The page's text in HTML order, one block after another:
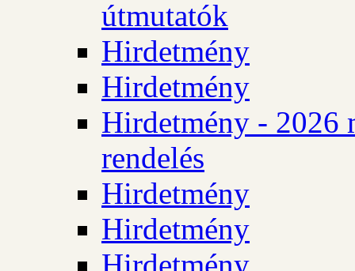
útmutatók
Hirdetmény
Hirdetmény
Hirdetmény - 2026
rendelés
Hirdetmény
Hirdetmény